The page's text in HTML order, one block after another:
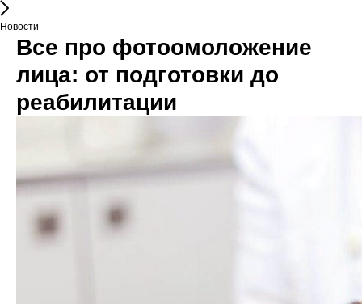
Новости
Все про фотоомоложение
лица: от подготовки до
реабилитации